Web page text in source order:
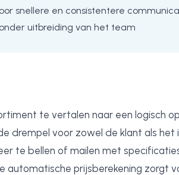
snellere en consistentere
uitbreiding van het team
te vertalen naar een logisch
drempel voor zowel de klant als het
te bellen of mailen met
automatische prijsberekening zorgt